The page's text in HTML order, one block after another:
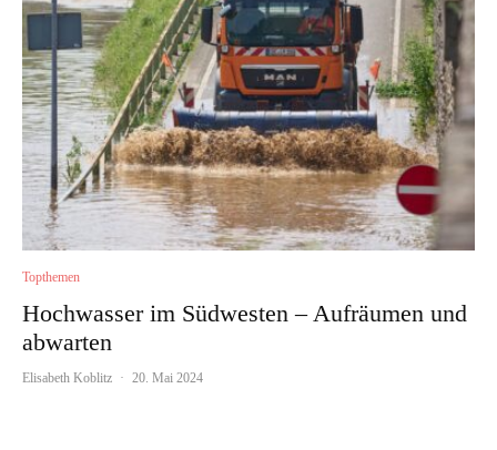
Topthemen
Hochwasser im Südwesten – Aufräumen und
abwarten
Elisabeth Koblitz · 20. Mai 2024